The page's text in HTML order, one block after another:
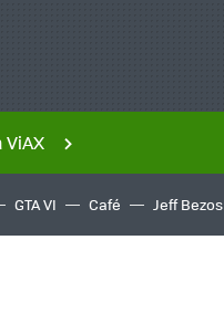
GTA VI Café Jeff Bezos